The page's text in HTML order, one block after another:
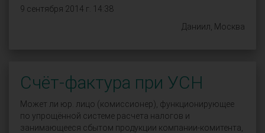
9 сентября 2014 г. 14:38
Даниил, Москва
Счёт-фактура при УСН
Может ли юр. лицо (комиссионер), функционирующее
по упрощённой системе расчета налогов и
занимающееся сбытом продукции компании-комитента,